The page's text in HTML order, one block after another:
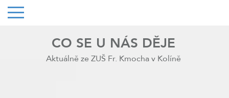
CO SE U NÁS DĚJE
Aktuálně ze ZUŠ Fr. Kmocha v Kolíně